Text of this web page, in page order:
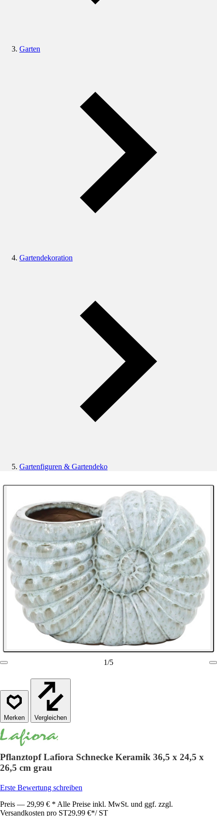
Garten
Gartendekoration
Gartenfiguren & Gartendeko
1/5
Vergleichen
Pflanztopf Lafiora Schnecke Keramik 36,5 x 24,5 x
26,5 cm grau
Erste Bewertung schreiben
Preis — 29,99 € * Alle Preise inkl. MwSt. und ggf. zzgl.
Versandkosten pro ST29,99 €*/ ST